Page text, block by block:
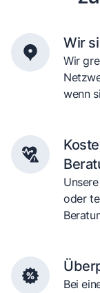
Wir
Wir
wenn
oder
Bei